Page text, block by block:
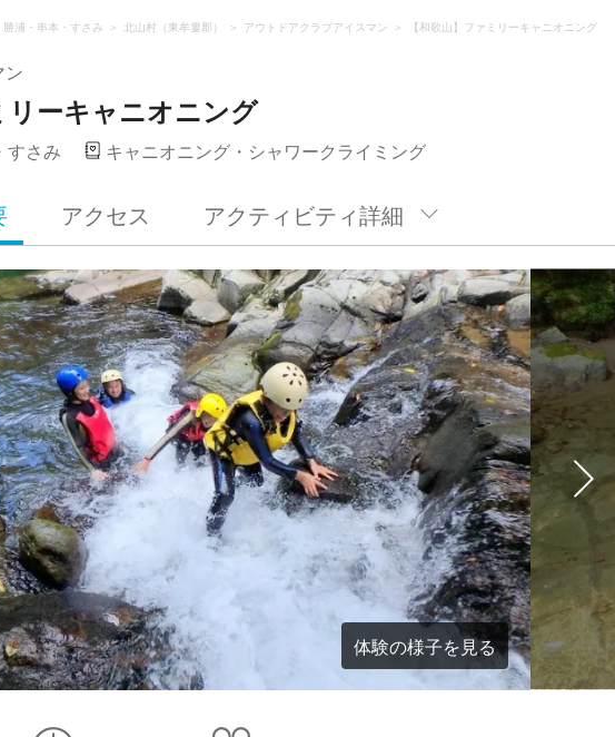
勝浦・串本・すさみ 北山村（東牟婁郡） アウトドアクラブアイスマン 【和歌山】ファミリーキャニオニング
ン
リーキャニオニング
すさみ キャニオニング・シャワークライミング
アクセス アクティビティ詳細
体験の様子を見る